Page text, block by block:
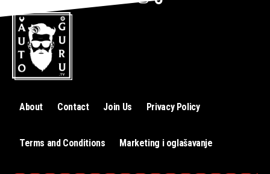
About Contact Join Us Privacy Policy
Terms and Conditions Marketing i oglašavanje